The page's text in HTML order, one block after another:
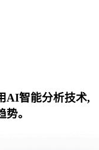
AI智能分析技术,
。